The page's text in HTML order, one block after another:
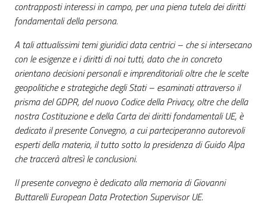
contrapposti interessi in campo, per una piena tutela dei diritti
fondamentali della persona.
A tali attualissimi temi giuridici data centrici – che si intersecano
con le esigenze e i diritti di noi tutti, dato che in concreto
orientano decisioni personali e imprenditoriali oltre che le scelte
geopolitiche e strategiche degli Stati – esaminati attraverso il
prisma del GDPR, del nuovo Codice della Privacy, oltre che della
nostra Costituzione e della Carta dei diritti fondamentali UE, è
dedicato il presente Convegno, a cui parteciperanno autorevoli
esperti della materia, il tutto sotto la presidenza di Guido Alpa
che traccerà altresì le conclusioni.
Il presente convegno è dedicato alla memoria di Giovanni
Buttarelli European Data Protection Supervisor UE.